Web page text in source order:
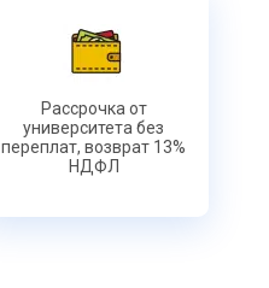
Рассрочка от
университета без
переплат, возврат 13%
НДФЛ